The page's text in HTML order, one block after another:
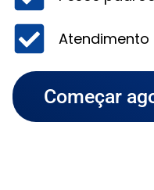
Atendimento
Começar